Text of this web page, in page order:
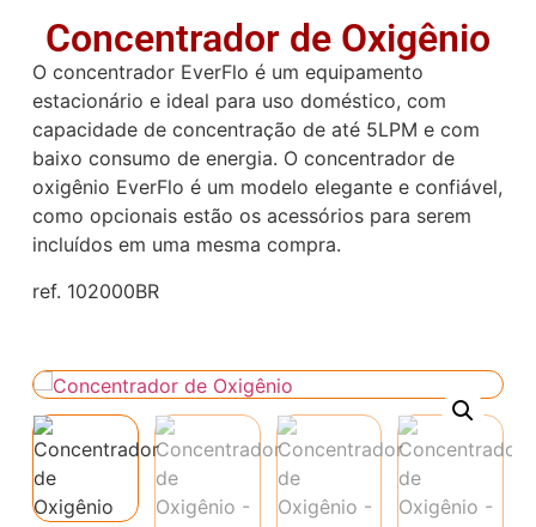
Concentrador de Oxigênio
O concentrador EverFlo é um equipamento
estacionário e ideal para uso doméstico, com
capacidade de concentração de até 5LPM e com
baixo consumo de energia. O concentrador de
oxigênio EverFlo é um modelo elegante e confiável,
como opcionais estão os acessórios para serem
incluídos em uma mesma compra.
ref. 102000BR